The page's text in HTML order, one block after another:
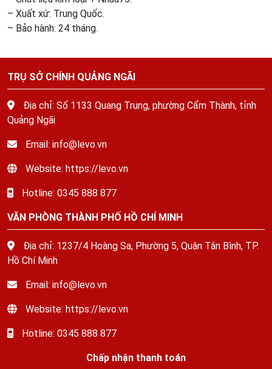
– Xuất xứ: Trung Quốc.
– Bảo hành: 24 tháng.
TRỤ SỞ CHÍNH QUẢNG NGÃI
Địa chỉ: Số 1133 Quang Trung, phường Cẩm Thành, tỉnh
Quảng Ngãi
Email: info@levo.vn
Website: https://levo.vn
Hotline: 0345 888 877
VĂN PHÒNG THÀNH PHỐ HỒ CHÍ MINH
Địa chỉ: 1237/4 Hoàng Sa, Phường 5, Quận Tân Bình, TP.
Hồ Chí Minh
Email: info@levo.vn
Website: https://levo.vn
Hotline: 0345 888 877
Chấp nhận thanh toán